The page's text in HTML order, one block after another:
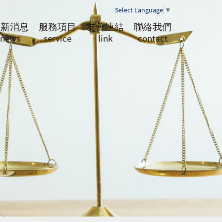
Select Language ▼
消息
news
服務項目
service
友善連結
link
聯絡我們
contact